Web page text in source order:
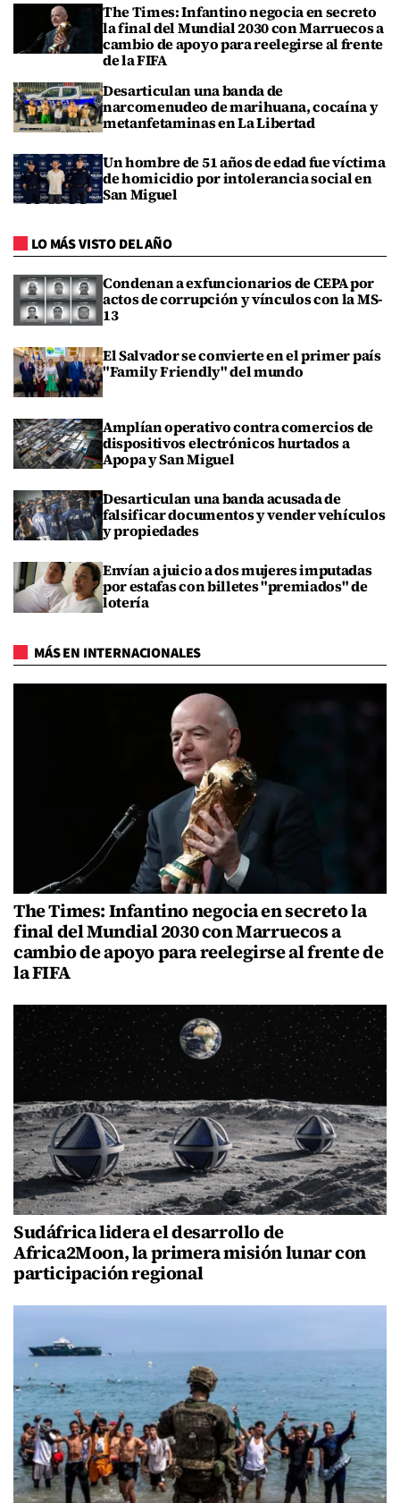
The Times: Infantino negocia en secreto
la final del Mundial 2030 con Marruecos a
cambio de apoyo para reelegirse al frente
de la FIFA
Desarticulan una banda de
narcomenudeo de marihuana, cocaína y
metanfetaminas en La Libertad
Un hombre de 51 años de edad fue víctima
de homicidio por intolerancia social en
San Miguel
LO MÁS VISTO DEL AÑO
Condenan a exfuncionarios de CEPA por
actos de corrupción y vínculos con la MS-
13
El Salvador se convierte en el primer país
"Family Friendly" del mundo
Amplían operativo contra comercios de
dispositivos electrónicos hurtados a
Apopa y San Miguel
Desarticulan una banda acusada de
falsificar documentos y vender vehículos
y propiedades
Envían a juicio a dos mujeres imputadas
por estafas con billetes "premiados" de
lotería
MÁS EN INTERNACIONALES
The Times: Infantino negocia en secreto la
final del Mundial 2030 con Marruecos a
cambio de apoyo para reelegirse al frente de
la FIFA
Sudáfrica lidera el desarrollo de
Africa2Moon, la primera misión lunar con
participación regional